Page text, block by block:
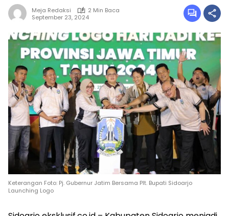
Meja Redaksi
2 Min Baca
September 23, 2024
Keterangan Foto: Pj. Gubernur Jatim Bersama Plt. Bupati Sidoarjo
Launching Logo